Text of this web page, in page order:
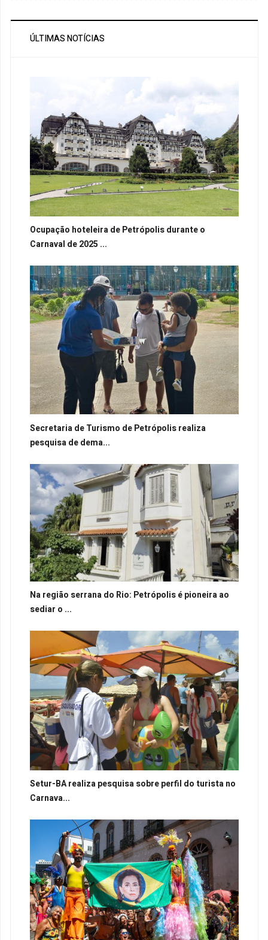
ÚLTIMAS NOTÍCIAS
Ocupação hoteleira de Petrópolis durante o
Carnaval de 2025 ...
Secretaria de Turismo de Petrópolis realiza
pesquisa de dema...
Na região serrana do Rio: Petrópolis é pioneira ao
sediar o ...
Setur-BA realiza pesquisa sobre perfil do turista no
Carnava...